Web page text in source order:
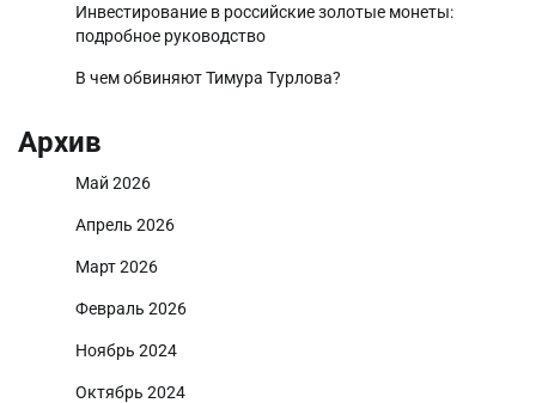
Инвестирование в российские золотые монеты:
подробное руководство
В чем обвиняют Тимура Турлова?
Архив
Май 2026
Апрель 2026
Март 2026
Февраль 2026
Ноябрь 2024
Октябрь 2024